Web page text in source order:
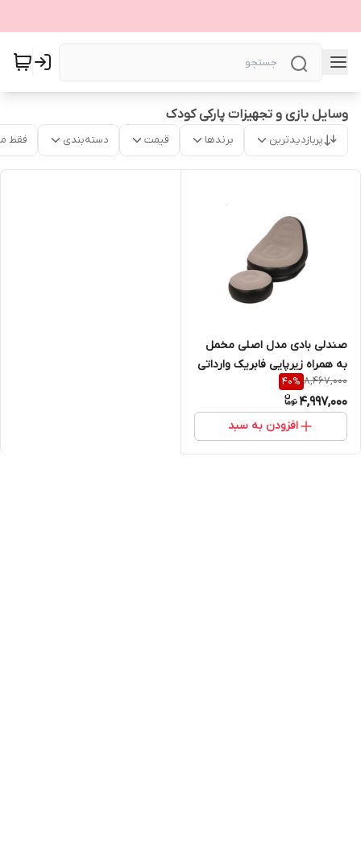
وسایل بازی و تجهیزات پارکی کودک
پربازدیدترین برندها قیمت دسته‌بندی فقط
صندلی بادی مدل اصلی مخمل
به همراه زیرپایی فابریک وارداتی
از امارات ( مدل ضد آب اصلی )
8,467,000
40%
4,997,000
افزودن به سبد